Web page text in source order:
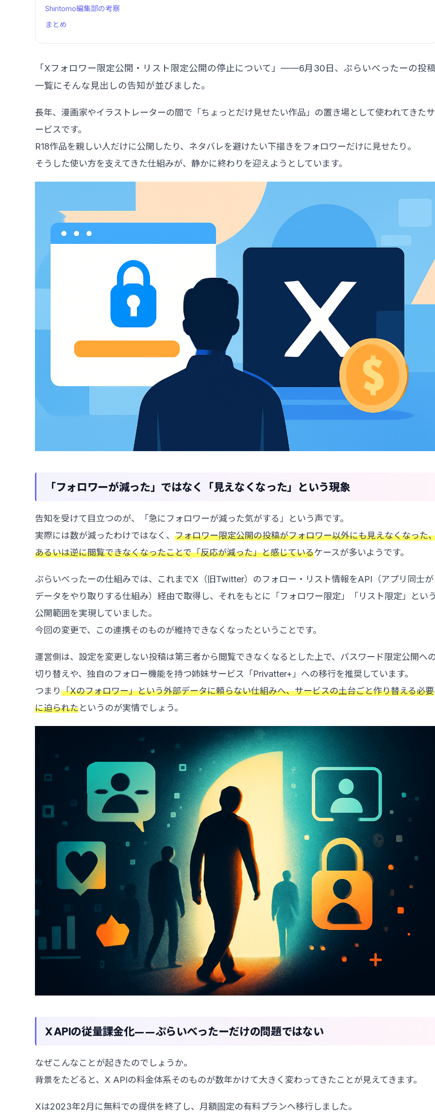
Shiritomo編集部の考察
まとめ
「Xフォロワー限定公開・リスト限定公開の停止について」——6月30日、ぷらいべったーの投
一覧にそんな見出しの告知が並びました。
長年、漫画家やイラストレーターの間で「ちょっとだけ見せたい作品」の置き場として使われてきたサ
ービスです。
R18作品を親しい人だけに公開したり、ネタバレを避けたい下描きをフォロワーだけに見せたり。
そうした使い方を支えてきた仕組みが、静かに終わりを迎えようとしています。
「フォロワーが減った」ではなく「見えなくなった」という現象
告知を受けて目立つのが、「急にフォロワーが減った気がする」という声です。
実際には数が減ったわけではなく、 フォロワー限定公開の投稿がフォロワー以外にも見えなくなった
あるいは逆に閲覧できなくなったことで「反応が減った」と感じているケースが多いようです。
ぷらいべったーの仕組みでは、これまでX（旧Twitter）のフォロー・リスト情報をAPI（アプリ同士が
データをやり取りする仕組み）経由で取得し、それをもとに「フォロワー限定」「リスト限定」とい
公開範囲を実現していました。
今回の変更で、この連携そのものが維持できなくなったということです。
運営側は、設定を変更しない投稿は第三者から閲覧できなくなるとした上で、パスワード限定公開へ
切り替えや、独自のフォロー機能を持つ姉妹サービス「Privatter+」への移行を推奨しています。
つまり「Xのフォロワー」という外部データに頼らない仕組みへ、サービスの土台ごと作り替える必要
に迫られたというのが実情でしょう。
X APIの従量課金化——ぷらいべったーだけの問題ではない
なぜこんなことが起きたのでしょうか。
背景をたどると、X APIの料金体系そのものが数年かけて大きく変わってきたことが見えてきます。
Xは2023年2月に無料での提供を終了し、月額固定の有料プランへ移行しました。